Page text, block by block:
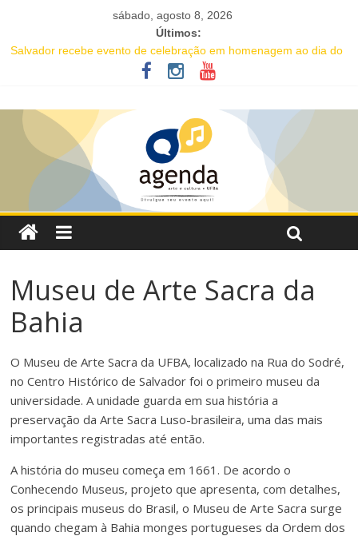
sábado, agosto 8, 2026
Últimos:
Salvador recebe evento de celebração em homenagem ao dia do
16ª Jornada de Dança da Bahia leva formação e espetáculo
gratuitos a quatro cidades brasileiras
IC Encontro de Artes traz Renata Carvalho com seu “Manifesto
Transpofágico” a Salvador
Música e solidariedade se unem em concerto do Coral Ecumênico
da Bahia na Flipelô
Museu de Arte Sacra da
Bahia
O Museu de Arte Sacra da UFBA, localizado na Rua do Sodré,
no Centro Histórico de Salvador foi o primeiro museu da
universidade. A unidade guarda em sua história a
preservação da Arte Sacra Luso-brasileira, uma das mais
importantes registradas até então.
A história do museu começa em 1661. De acordo o
Conhecendo Museus, projeto que apresenta, com detalhes,
os principais museus do Brasil, o Museu de Arte Sacra surge
quando chegam à Bahia monges portugueses da Ordem dos